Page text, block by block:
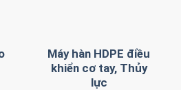
Máy hàn HDPE điều
khiển cơ tay, Thủy
lực